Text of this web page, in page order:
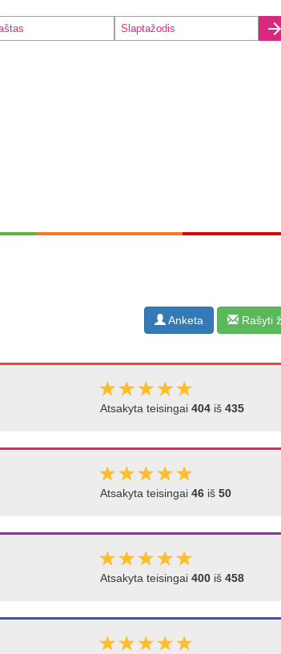
Anketa Rašyti
Atsakyta teisingai 404 iš 435
Atsakyta teisingai 46 iš 50
Atsakyta teisingai 400 iš 458